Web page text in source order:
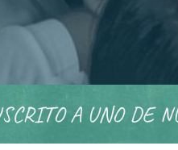
A UNO DE